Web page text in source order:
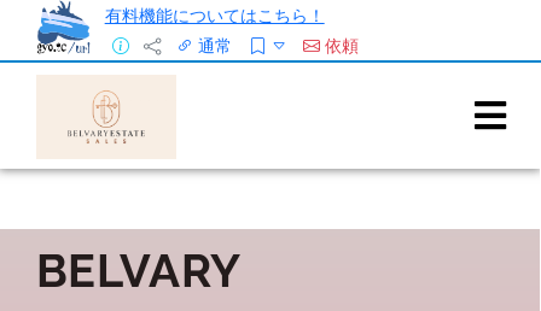
有料機能についてはこちら！
通常
依頼